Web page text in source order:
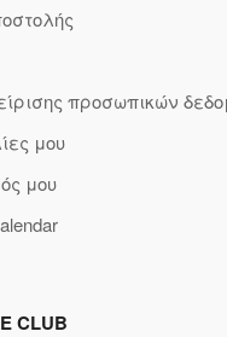
προσωπικών
μου
μου
CLUB